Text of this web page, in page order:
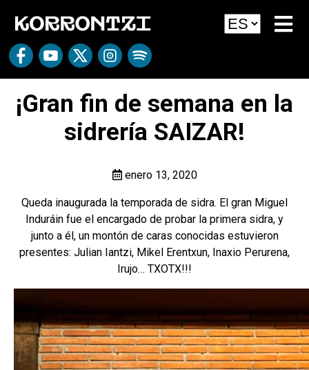
¡Gran fin de semana en la
sidrería SAIZAR!
enero 13, 2020
Queda inaugurada la temporada de sidra. El gran Miguel
Induráin fue el encargado de probar la primera sidra, y
junto a él, un montón de caras conocidas estuvieron
presentes: Julian Iantzi, Mikel Erentxun, Inaxio Perurena,
Irujo… TXOTX!!!